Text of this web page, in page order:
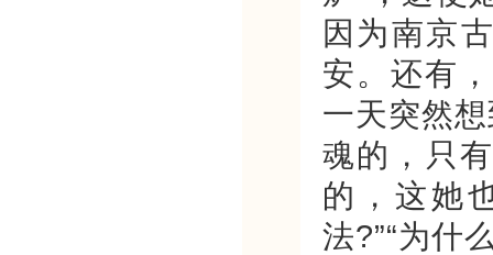
因为南京
安。还有
一天突然
魂的，只
的，这她
法?”“为什